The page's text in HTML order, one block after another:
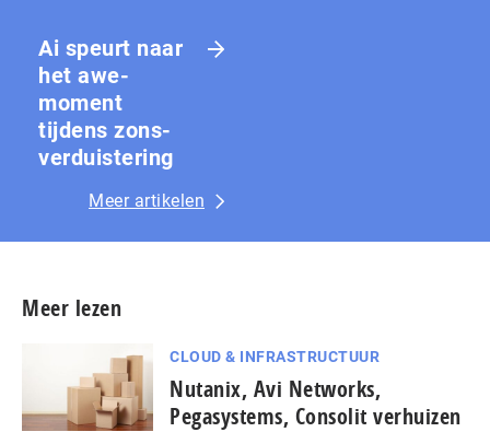
Ai speurt naar
het awe-
moment
tijdens zons­
ver­duis­te­ring
Meer artikelen
Meer lezen
CLOUD & INFRASTRUCTUUR
Nutanix, Avi Networks,
Pegasystems, Consolit verhuizen